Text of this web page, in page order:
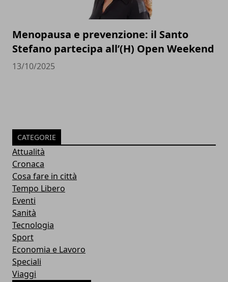
Menopausa e prevenzione: il Santo
Stefano partecipa all’(H) Open Weekend
13/10/2025
CATEGORIE
Attualità
Cronaca
Cosa fare in città
Tempo Libero
Eventi
Sanità
Tecnologia
Sport
Economia e Lavoro
Speciali
Viaggi